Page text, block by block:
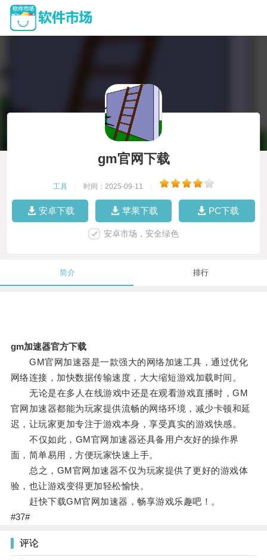
gm官网下载
工具 时间：2025-09-11
安卓下载 苹果下载 PC下载
安卓市场，安全绿色
简介 排行
gm加速器官方下载
GM官网加速器是一款强大的网络加速工具，通过优化
网络连接，加快数据传输速度，大大缩短游戏加载时间。
无论是在多人在线游戏中还是在观看游戏直播时，GM
官网加速器都能为玩家提供流畅的网络环境，减少卡顿和延
迟，让玩家更加专注于游戏本身，享受真实的游戏快感。
不仅如此，GM官网加速器还具备用户友好的操作界
面，简单易用，方便玩家快速上手。
总之，GM官网加速器不仅为玩家提供了更好的游戏体
验，也让游戏变得更加轻松愉快。
赶快下载GM官网加速器，畅享游戏乐趣吧！。
#37#
评论